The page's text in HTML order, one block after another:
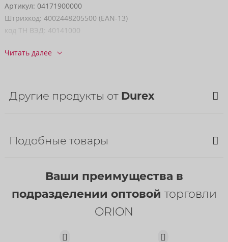
Артикул: 04171900000
Штрихкод: 4002448205500 (EAN-13)
код ТН ВЭД: 40141000
Читать далее
Другие продукты от Durex
Intensity XXL
Подобные товары
Ваши преимущества в
подразделении оптовой торговли
ORION